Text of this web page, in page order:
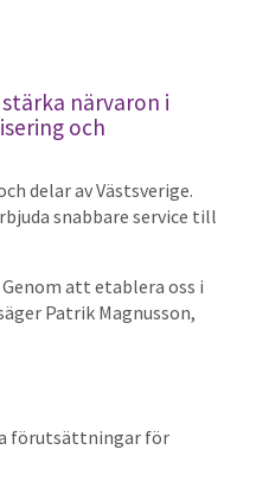
närvaron i
och
delar av Västsverige.
snabbare service till
att etablera oss i
Patrik Magnusson,
förutsättningar för